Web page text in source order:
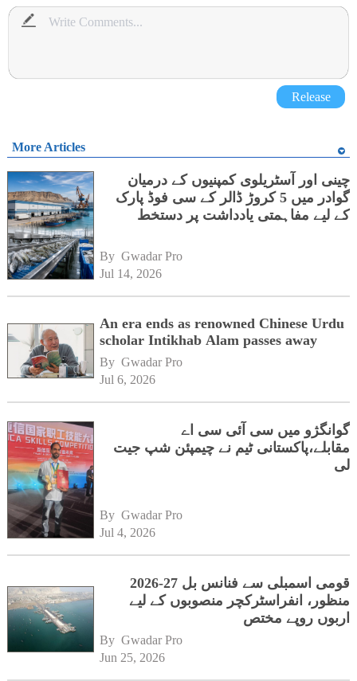
Release
More Articles
چینی اور آسٹریلوی کمپنیوں کے درمیان
گوادر میں 5 کروڑ ڈالر کے سی فوڈ پارک
کے لیے مفاہمتی یادداشت پر دستخط
By Gwadar Pro
Jul 14, 2026
An era ends as renowned Chinese Urdu
scholar Intikhab Alam passes away
By Gwadar Pro
Jul 6, 2026
گوانگژو میں سی آئی سی اے
مقابلے،پاکستانی ٹیم نے چیمپئن شپ جیت
لی
By Gwadar Pro
Jul 4, 2026
قومی اسمبلی سے فنانس بل 27-2026
منظور، انفراسٹرکچر منصوبوں کے لیے
اربوں روپے مختص
By Gwadar Pro
Jun 25, 2026